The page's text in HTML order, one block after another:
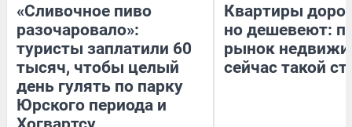
«Сливочное пиво
разочаровало»:
туристы заплатили 60
тысяч, чтобы целый
день гулять по парку
Юрского периода и
Квартиры
но дешевеют:
рынок
сейчас такой